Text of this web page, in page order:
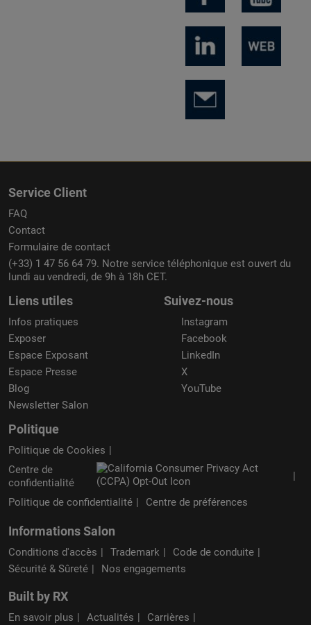
Service Client
FAQ
Contact
Formulaire de contact
(+33) 1 47 56 64 79. Notre service téléphonique est ouvert du
lundi au vendredi, de 9h à 18h CET.
Liens utiles
Infos pratiques
Exposer
Espace Exposant
Espace Presse
Blog
Newsletter Salon
Suivez-nous
Instagram
Facebook
LinkedIn
X
YouTube
Politique
Politique de Cookies
Centre de
confidentialité
Politique de confidentialité
Centre de préférences
Informations Salon
Conditions d'accès Trademark
Code de conduite
Sécurité & Sûreté
Nos engagements
Built by RX
En savoir plus Actualités Carrières